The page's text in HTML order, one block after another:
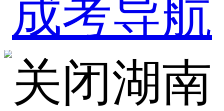
湖南